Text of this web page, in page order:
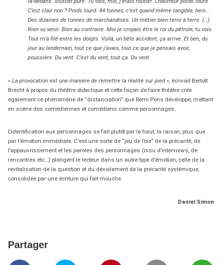
C’est clair non ? Poids lourd. 44 tonnes, c’est quand même tangible, hein…
Des dizaines de tonnes de marchandises. Un métier bien terre à terre. (…)
Rien vu venir. Bien au contraire. Moi je croyais être le roi du pétrole, tu vois.
Tout m’a filé entre les doigts. Voilà, un bête accident, ça arrive. Et ben, du
jour au lendemain, tout ce que j’avais, tout ce que je pensais avoir,
poussière. Du vent. C’est du vent, tout ça. Du vent.
« La provocation est une manière de remettre la réalité sur pied», écrivait Bertolt
Brecht à propos du théâtre didactique et cette façon de faire théâtre crée
également ce phénomène de “distanciation” que Rémi Pons développe, mettant
en scène des comédiennes et comédiens comme personnages.
L’identification aux personnages se fait plutôt par le haut, la raison, plus que
par l’émotion immédiate. C’est une sorte de “jeu de l’oie” de la précarité, de
l’appauvrissement et les paroles des personnages (issu d’interviews, de
rencontres etc…) plongent le lecteur dans un autre type d’émotion, celle de la
revitalisation de la question et du dévoilement de la précarité systémique,
consolidée par une écriture qui fait mouche.
Daniel Simon
Partager